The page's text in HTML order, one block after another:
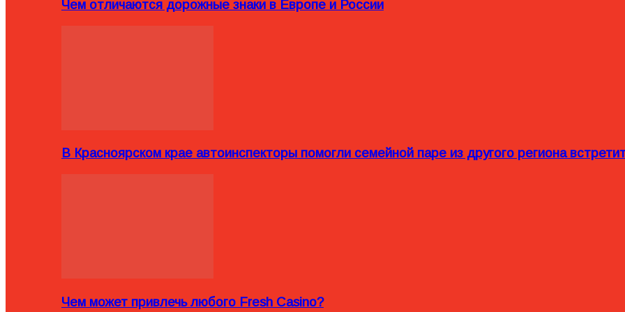
Чем отличаются дорожные знаки в Европе и России
В Красноярском крае автоинспекторы помогли семейной паре из другого региона
Чем может привлечь любого Fresh Casino?